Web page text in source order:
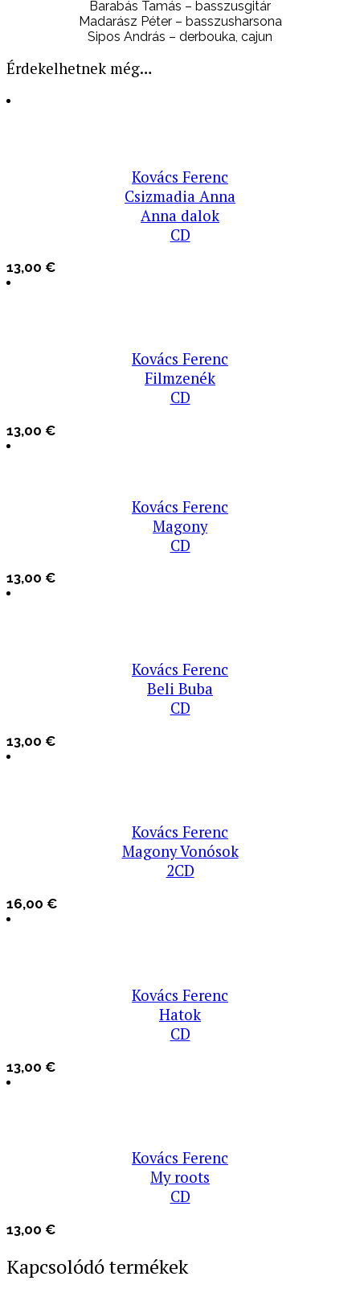
Barabás Tamás – basszusgitár
Madarász Péter – basszusharsona
Sipos András – derbouka, cajun
Érdekelhetnek még…
Kovács Ferenc
Csizmadia Anna
Anna dalok
CD
13,00 €
Kovács Ferenc
Filmzenék
CD
13,00 €
Kovács Ferenc
Magony
CD
13,00 €
Kovács Ferenc
Beli Buba
CD
13,00 €
Kovács Ferenc
Magony Vonósok
2CD
16,00 €
Kovács Ferenc
Hatok
CD
13,00 €
Kovács Ferenc
My roots
CD
13,00 €
Kapcsolódó termékek